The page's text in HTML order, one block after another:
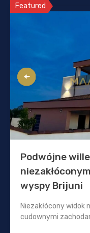
Featured
Podwójne
wyspy Brijuni
Niezakłócony widok
cudownymi